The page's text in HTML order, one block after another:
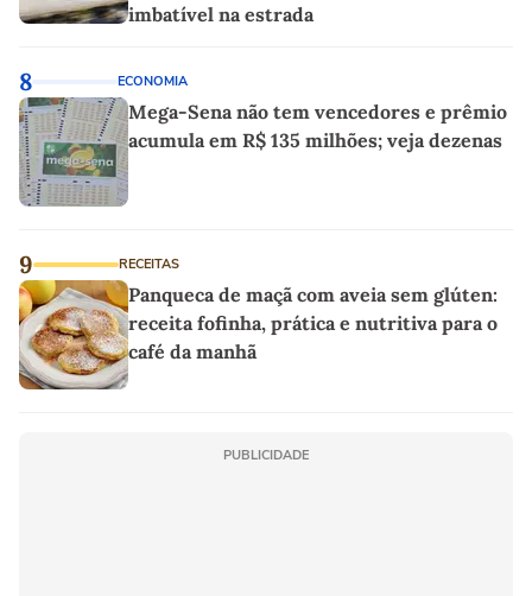
imbatível na estrada
8 ECONOMIA
Mega-Sena não tem vencedores e prêmio
acumula em R$ 135 milhões; veja dezenas
9 RECEITAS
Panqueca de maçã com aveia sem glúten:
receita fofinha, prática e nutritiva para o
café da manhã
PUBLICIDADE